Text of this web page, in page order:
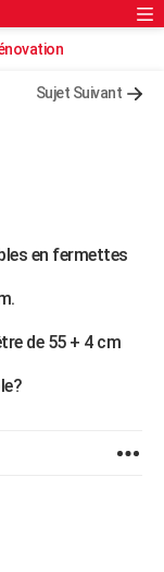
Rechercher
Sujet Suivant
en fermettes
de 55 + 4 cm